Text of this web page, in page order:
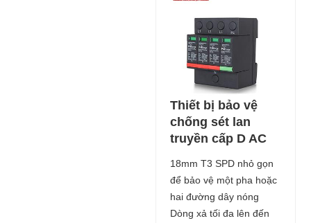
Thiết bị bảo vệ
chống sét lan
truyền cấp D AC
18mm T3 SPD nhỏ gọn
để bảo vệ một pha hoặc
hai đường dây nóng
Dòng xả tối đa lên đến